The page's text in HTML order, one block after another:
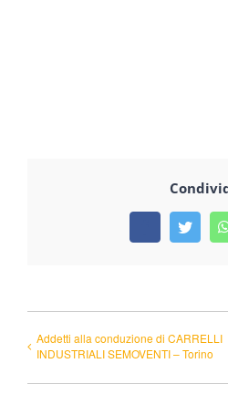
FacebookTwitter
Addetti alla conduzione di CARRELLI
INDUSTRIALI SEMOVENTI – Torino